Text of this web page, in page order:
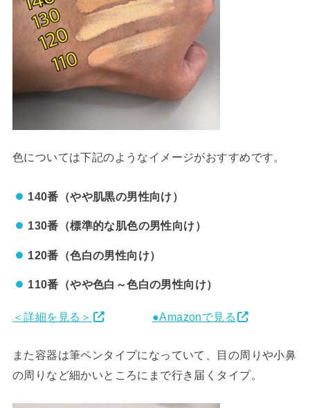
色については下記のようなイメージがおすすめです。
140番（やや肌黒の男性向け）
130番（標準的な肌色の男性向け）
120番（色白の男性向け）
110番（やや色白～色白の男性向け）
＜詳細を見る＞ ●Amazonで見る
また容器は筆ペンタイプになっていて、目の周りや小鼻
の周りなど細かいところにまで行き届くタイプ。